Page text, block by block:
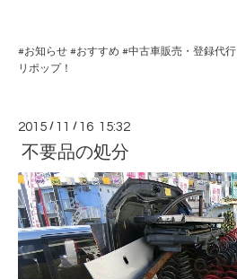
#お知らせ #おすすめ #中古車販売・登録代行
リポップ！
2015 / 11 / 16 15:32
不要品の処分